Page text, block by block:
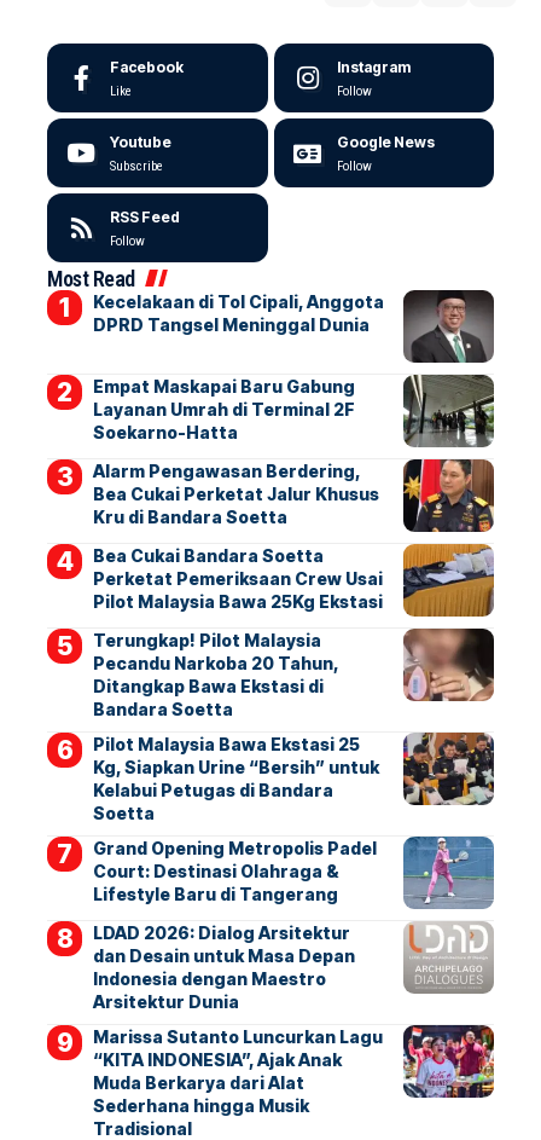
Facebook
Like
Instagram
Follow
Youtube
Subscribe
Google News
Follow
RSS Feed
Follow
Most Read
Kecelakaan di Tol Cipali, Anggota
DPRD Tangsel Meninggal Dunia
Empat Maskapai Baru Gabung
Layanan Umrah di Terminal 2F
Soekarno-Hatta
Alarm Pengawasan Berdering,
Bea Cukai Perketat Jalur Khusus
Kru di Bandara Soetta
Bea Cukai Bandara Soetta
Perketat Pemeriksaan Crew Usai
Pilot Malaysia Bawa 25Kg Ekstasi
Terungkap! Pilot Malaysia
Pecandu Narkoba 20 Tahun,
Ditangkap Bawa Ekstasi di
Bandara Soetta
Pilot Malaysia Bawa Ekstasi 25
Kg, Siapkan Urine “Bersih” untuk
Kelabui Petugas di Bandara
Soetta
Grand Opening Metropolis Padel
Court: Destinasi Olahraga &
Lifestyle Baru di Tangerang
LDAD 2026: Dialog Arsitektur
dan Desain untuk Masa Depan
Indonesia dengan Maestro
Arsitektur Dunia
Marissa Sutanto Luncurkan Lagu
“KITA INDONESIA”, Ajak Anak
Muda Berkarya dari Alat
Sederhana hingga Musik
Tradisional